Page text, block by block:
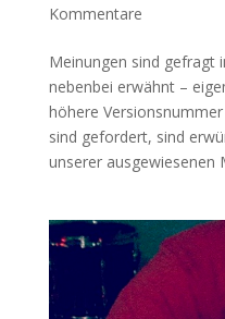
Kommentare
Meinungen sind gefragt
nebenbei erwähnt –
höhere
sind gefordert, sind
unserer ausgewiesenen